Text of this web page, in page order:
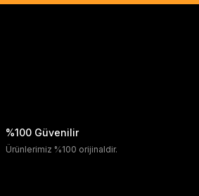
%100 Güvenilir
Ürünlerimiz %100 orijinaldir.